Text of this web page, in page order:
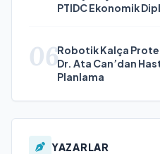
PTIDC Ekonomik
06Robotik Kalça
Dr. Ata Can’dan
Planlama
YAZARLAR